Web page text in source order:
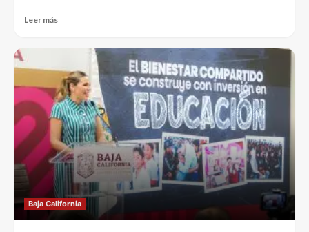
Leer más
Baja California